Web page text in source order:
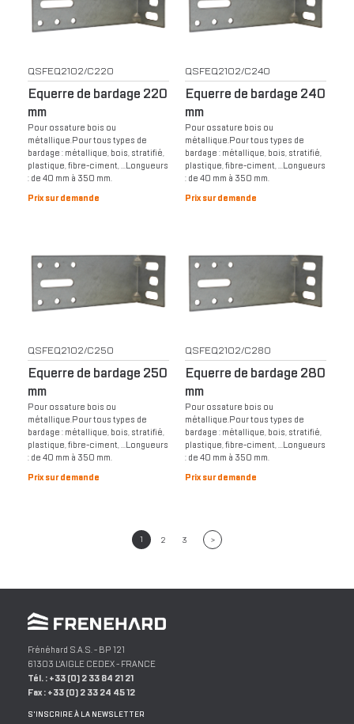
QSFEQ2102/C220
Equerre de bardage 220
mm
Pour ossature bois ou
métallique.Pour tous types de
bardage : métallique, bois, stratifié,
plastique, fibre-ciment, …Longueurs
: de 40 mm à 350 mm.
Prix sur demande
QSFEQ2102/C240
Equerre de bardage 240
mm
Pour ossature bois ou
métallique.Pour tous types de
bardage : métallique, bois, stratifié,
plastique, fibre-ciment, …Longueurs
: de 40 mm à 350 mm.
Prix sur demande
QSFEQ2102/C250
Equerre de bardage 250
mm
Pour ossature bois ou
métallique.Pour tous types de
bardage : métallique, bois, stratifié,
plastique, fibre-ciment, …Longueurs
: de 40 mm à 350 mm.
Prix sur demande
QSFEQ2102/C280
Equerre de bardage 280
mm
Pour ossature bois ou
métallique.Pour tous types de
bardage : métallique, bois, stratifié,
plastique, fibre-ciment, …Longueurs
: de 40 mm à 350 mm.
Prix sur demande
1 2 3 >
Frénéhard S.A.S.- BP 121
61303 L'AIGLECEDEX -FRANCE
Tél. :+33 (0) 2 33 84 21 21
Fax :+33 (0) 2 33 24 45 12
S'INSCRIRE À LA NEWSLETTER